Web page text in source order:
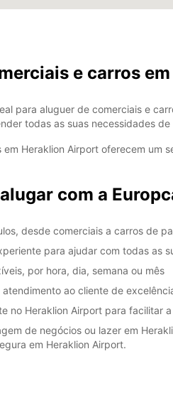
e carros
para aluguer de comerciais e
todas as suas necessidades
em Heraklion Airport oferecem
com a
desde comerciais a carros de
para ajudar com todas as
por hora, dia, semana ou mês
ao cliente de
no Heraklion Airport para facilitar
de negócios ou lazer em
em Heraklion Airport.